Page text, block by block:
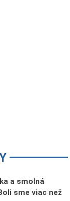
a smolná
sme viac než